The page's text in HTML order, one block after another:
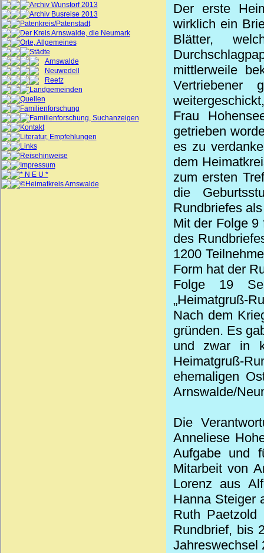
Archiv Wunstorf 2013
Archiv Busreise 2013
Patenkreis/Patenstadt
Der Kreis Arnswalde, die Neumark
Orte, Allgemeines
Städte
Arnswalde
Neuwedell
Reetz
Landgemeinden
Quellen
Familienforschung
Familienforschung, Suchanzeigen
Kontakt
Literatur, Empfehlungen
Links
Reisehinweise
Impressum
* N E U *
©Heimatkreis Arnswalde
Der erste
wirklich ein
Blätter,
mittlerweile
Frau
getrieben
es zu
dem
zum ersten
die
Rundbriefes
Mit der Folge
des
1200
Form hat der
Folge 19
„Heimatgruß-
Nach dem
gründen. Es
und zwar in
Heimatgruß-
ehemaligen
Arnswalde/
Die
Anneliese
Aufgabe und
Mitarbeit von
Lorenz aus
Hanna Steiger
Ruth
Rundbrief, bis
Jahreswechsel